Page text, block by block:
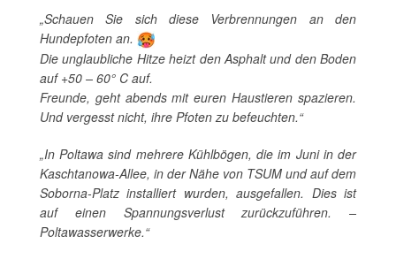
„Schauen Sie sich diese Verbrennungen an den
Hundepfoten an.
Die unglaubliche Hitze heizt den Asphalt und den Boden
auf +50 – 60° C auf.
Freunde, geht abends mit euren Haustieren spazieren.
Und vergesst nicht, ihre Pfoten zu befeuchten.“
„In Poltawa sind mehrere Kühlbögen, die im Juni in der
Kaschtanowa-Allee, in der Nähe von TSUM und auf dem
Soborna-Platz installiert wurden, ausgefallen. Dies ist
auf einen Spannungsverlust zurückzuführen. –
Poltawasserwerke.“